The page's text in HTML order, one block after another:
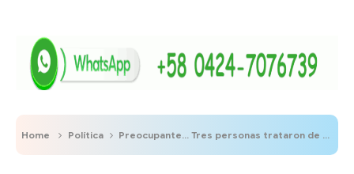
Home Política Preocupante… Tres personas trataron de suicidarse en menos de 48 horas en Mérida